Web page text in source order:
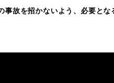
故を招かないよう、必要とな